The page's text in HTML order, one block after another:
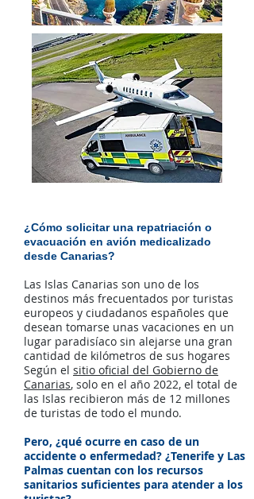
¿Cómo solicitar una repatriación o
evacuación en avión medicalizado
desde Canarias?
Las Islas Canarias son uno de los
destinos más frecuentados por turistas
europeos y ciudadanos españoles que
desean tomarse unas vacaciones en un
lugar paradisíaco sin alejarse una gran
cantidad de kilómetros de sus hogares
Según el sitio oficial del Gobierno de
Canarias, solo en el año 2022, el total de
las Islas recibieron más de 12 millones
de turistas de todo el mundo.
Pero, ¿qué ocurre en caso de un
accidente o enfermedad? ¿Tenerife y Las
Palmas cuentan con los recursos
sanitarios suficientes para atender a los